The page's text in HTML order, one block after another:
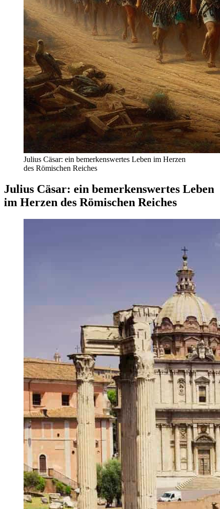
Julius Cäsar: ein bemerkenswertes Leben im Herzen
des Römischen Reiches
Julius Cäsar: ein bemerkenswertes Leben
im Herzen des Römischen Reiches